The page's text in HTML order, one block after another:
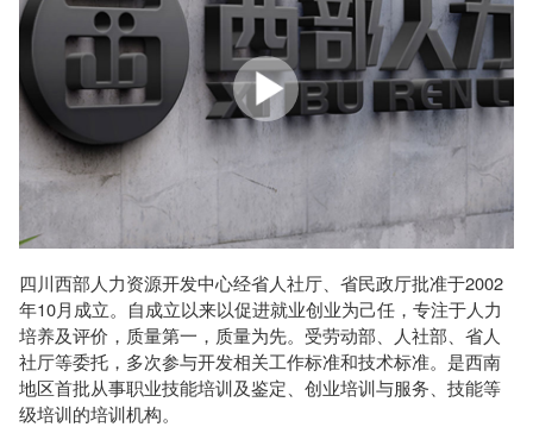
四川西部人力资源开发中心经省人社厅、省民政厅批准于2002
年10月成立。自成立以来以促进就业创业为己任，专注于人力
培养及评价，质量第一，质量为先。受劳动部、人社部、省人
社厅等委托，多次参与开发相关工作标准和技术标准。是西南
地区首批从事职业技能培训及鉴定、创业培训与服务、技能等
级培训的培训机构。